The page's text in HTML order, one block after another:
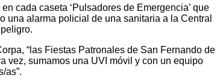
cada caseta ‘Pulsadores de Emergencia’ que
una alarma policial de una sanitaria a la Central
“las Fiestas Patronales de San Fernando de
vez, sumamos una UVI móvil y con un equipo
as”.